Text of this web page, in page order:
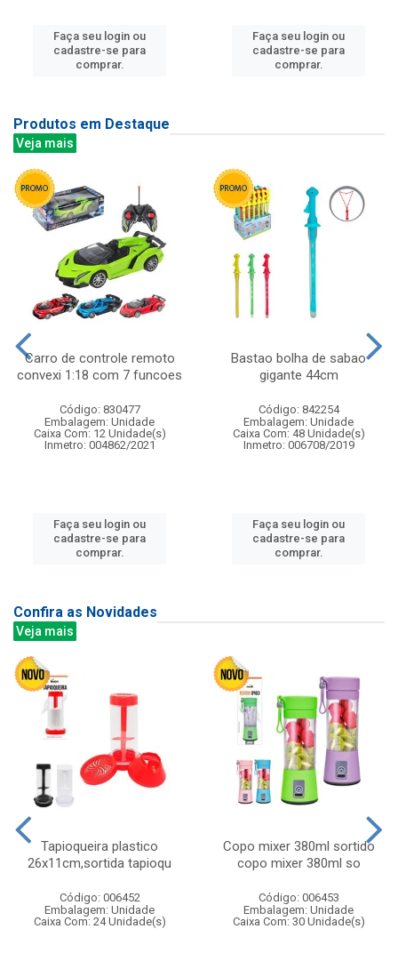
Faça seu login ou
cadastre-se para
comprar.
Faça seu login ou
cadastre-se para
comprar.
Produtos em Destaque
Veja mais
Carro de controle remoto
convexi 1:18 com 7 funcoes
Código: 830477
Embalagem: Unidade
Caixa Com: 12 Unidade(s)
Inmetro: 004862/2021
Faça seu login ou
cadastre-se para
comprar.
Bastao bolha de sabao
gigante 44cm
Código: 842254
Embalagem: Unidade
Caixa Com: 48 Unidade(s)
Inmetro: 006708/2019
Faça seu login ou
cadastre-se para
comprar.
Confira as Novidades
Veja mais
Tapioqueira plastico
26x11cm,sortida tapioqu
Código: 006452
Embalagem: Unidade
Caixa Com: 24 Unidade(s)
Copo mixer 380ml sortido
copo mixer 380ml so
Código: 006453
Embalagem: Unidade
Caixa Com: 30 Unidade(s)